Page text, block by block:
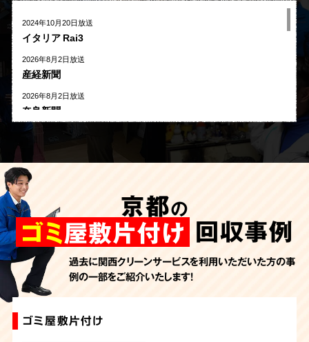
2024年10月20日放送
イタリア Rai3
2026年8月2日放送
産経新聞
2026年8月2日放送
奈良新聞
2026年8月1日放送
2026年7月27日放送
AbemaTV
2026年7月24日放送
朝日新聞
2026年7月10日放送
季刊「宗教問題」
2026年7月10日放送
東洋経済オンライン
2026年7月7日放送
FRIDAYデジタル
京都の
ゴミ屋敷片付け 回収事例
過去に関西クリーンサービスを利用いただいた方の事
例の一部をご紹介いたします！
ゴミ屋敷片付け
ゴミ屋敷片付け
汚部屋片付け・ゴミ屋敷清掃（京都）
ゴミ屋敷片付け
特殊清掃+ゴミ屋敷片付け
ゴミ屋敷片付け
大量の不用品回収（ゴミ屋敷）
ゴミ屋敷片付け
大量の不用品回収（ゴミ屋敷）
ゴミ屋敷片付け